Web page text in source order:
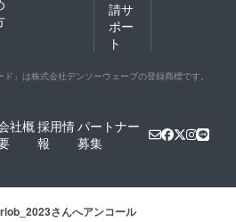
請サ
ポー
ト
ド」は株式会社デンソーウェーブの登録商標です。
社概採用情
報
パートナー
募集
さんへアンコール